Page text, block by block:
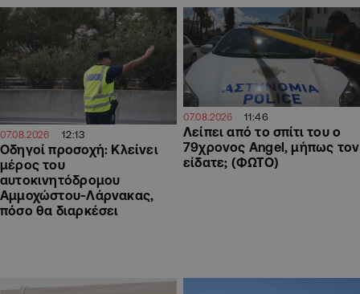
07.08.2026 12:13
Οδηγοί προσοχή: Κλείνει
μέρος του
αυτοκινητόδρομου
Αμμοχώστου-Λάρνακας,
πόσο θα διαρκέσει
07.08.2026 11:46
Λείπει από το σπίτι του ο
79χρονος Angel, μήπως τον
είδατε; (ΦΩΤΟ)